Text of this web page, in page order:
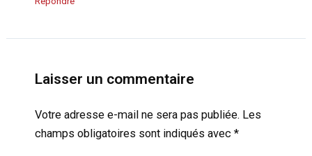
Laisser un commentaire
Votre adresse e-mail ne sera pas publiée. Les
champs obligatoires sont indiqués avec *